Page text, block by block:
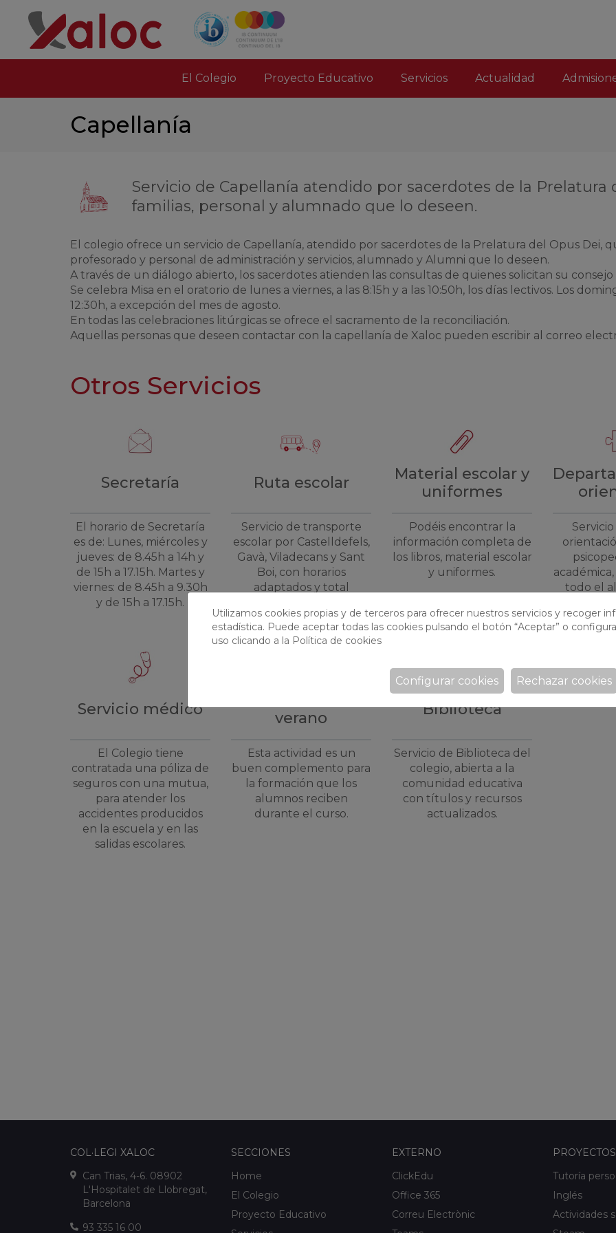
El Colegio Proyecto Educativo Servicios(current)Actualidad
Capellanía
Servicio de Capellanía atendido por sacerdotes de la Prelatura
familias, personal y alumnado que lo deseen.
El colegio ofrece un servicio de Capellanía, atendido por sacerdotes de la Prelatura del Opus Dei,
profesorado y personal de administración y servicios, alumnado y Alumni que lo deseen.
A través de un diálogo abierto, los sacerdotes atienden las consultas de quienes solicitan su
Se celebra Misa en el oratorio de lunes a viernes, a las 8:15h y a las 10:50h, los días lectivos. Los
12:30h, a excepción del mes de agosto.
En todas las celebraciones litúrgicas se ofrece el sacramento de la reconciliación.
Aquellas personas que deseen contactar con la capellanía de Xaloc pueden escribir al correo
Otros Servicios
Secretaría
El horario de Secretaría
es de: Lunes, miércoles y
jueves: de 8.45h a 14h y
de 15h a 17.15h. Martes y
viernes: de 8.45h a 9.30h
y de 15h a 17.15h.
Ruta escolar
Servicio de transporte
escolar por Castelldefels,
Gavà, Viladecans y Sant
Boi, con horarios
adaptados y total
Material escolar y
uniformes
Podéis encontrar la
información completa de
los libros, material escolar
y uniformes.
todo el
Servicio médico
El Colegio tiene
contratada una póliza de
seguros con una mutua,
para atender los
accidentes producidos
en la escuela y en las
salidas escolares.
verano
Esta actividad es un
buen complemento para
la formación que los
alumnos reciben
durante el curso.
Biblioteca
Servicio de Biblioteca del
colegio, abierta a la
comunidad educativa
con títulos y recursos
actualizados.
COL·LEGI XALOC
Can Trias, 4-6. 08902
L'Hospitalet de Llobregat,
Barcelona
93 335 16 00
SECCIONES
Home
El Colegio
Proyecto Educativo
EXTERNO
ClickEdu
Office 365
Correu Electrònic
PROYECTOS
Tutoría
Inglés
Actividades
Utilizamos cookies propias y de terceros para ofrecer nuestros servicios y recoger
estadística. Puede aceptar todas las cookies pulsando el botón “Aceptar” o
uso clicando a la Política de cookies
Rechazar cookies
Configurar cookies